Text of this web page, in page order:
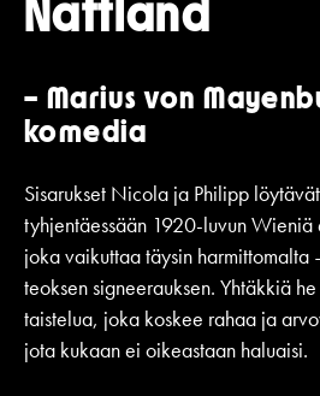
Nattland
– Marius von
komedia
Sisarukset Nicola ja Philipp
tyhjentäessään 1920-luvun Wieniä
joka vaikuttaa täysin harmittomalta
teoksen signeerauksen. Yhtäkkiä
taistelua, joka koskee rahaa ja
jota kukaan ei oikeastaan haluaisi.